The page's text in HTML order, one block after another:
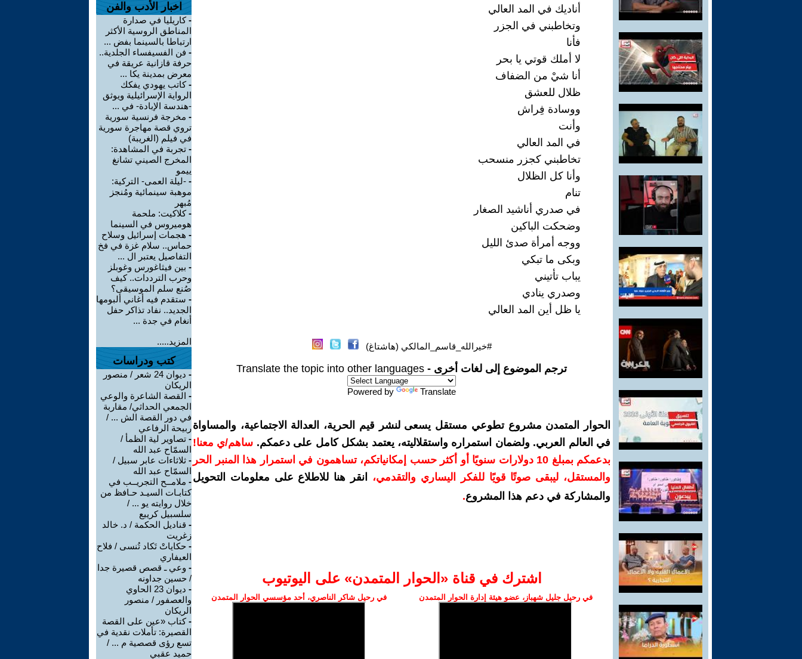
أناديك في المد العالي
وتخاطبني في الجزر
فأنا
لا أملك قوتي يا بحر
أنا شيْ من الضفاف
ظلال للعشق
ووسادة فِراش
وأنت
في المد العالي
تخاطبني كجزر منسحب
وأنا كل الظلال
تنام
في صدري أناشيد الصغار
وضحكت الباكين
ووجه أمرأة صدئ الليل
وبكى ما تبكي
يباب تأتيني
وصدري ينادي
يا ظل أين المد العالي
#خيرالله_قاسم_المالكي (هاشتاغ)
ترجم الموضوع إلى لغات أخرى - Translate the topic into other languages
Powered by Translate
الحوار المتمدن مشروع تطوعي مستقل يسعى لنشر قيم الحرية، العدالة الاجتماعية، والمساواة
في العالم العربي. ولضمان استمراره واستقلاليته، يعتمد بشكل كامل على دعمكم. ساهم/ي معنا!
بدعمكم بمبلغ 10 دولارات سنويًا أو أكثر حسب إمكانياتكم، تساهمون في استمرار هذا المنبر الحر
والمستقل، ليبقى صوتًا قويًا للفكر اليساري والتقدمي،
انقر هنا للاطلاع على معلومات التحويل
والمشاركة في دعم هذا المشروع.
اشترك في قناة ‫«الحوار المتمدن» على اليوتيوب
في رحيل جليل شهباز، عضو هيئة إدارة الحوار المتمدن في رحيل شاكر الناصري، أحد مؤسسي الحوار المتمدن
اخبار الأدب والفن
-كاريليا في صدارة
المناطق الروسية الأكثر
ارتباطا بالسينما بفض ...
- فن الفسيفساء الجلدية..
حرفة قازانية عريقة في
معرض بمدينة يكا ...
-كاتب يهودي يفكك
الرواية الإسرائيلية ويوثق
-هندسة الإبادة- في ...
- مخرجة فرنسية سورية
تروي قصة مهاجرة سورية
في فيلم (الغريبة)
- تجربة في المشاهدة:
المخرج الصيني تشانغ
ييمو
- -ليلة العمى- التركية:
موهبة سينمائية ومُنجز
مُبهر
-كلاكيت: ملحمة
هوميروس في السينما
- هجمات إسرائيل وسلاح
حماس.. سلام غزة في فخ
التفاصيل يعتبر ال ...
- بين فيثاغورس وغوبلز
وحرب الترددات.. كيف
صُنع سلم الموسيقى؟
- ستقدم فيه أغاني ألبومها
الجديد.. نفاد تذاكر حفل
أنغام في جدة ...
المزيد.....
كتب ودراسات
-
ديوان 24 شعر / منصور
الريكان
- القصة الشاعرة والوعي
الجمعي الحداثي/ مقاربة
في دور القصة الش ... /
ربيحة الرفاعي
- تصاوير لية الظمأ /
السمّاح عبد الله
- ثلاثاءات عابر سبيل /
السمّاح عبد الله
- ملامــح التجريــب في
كتابـات السيـد حـافظ من
خلال روايته يو ... /
سلسبيل كريبع
- قناديل الحكمة / د. خالد
زغريت
- حكاياتْ تَكاد تُنسى / فلاح
العيفاري
- وعي ـ قصص قصيرة جدا
/ حسين جداونه
-
ديوان 23 الحاوي
والعصفور / منصور
الريكان
-كتاب «عين على القصة
القصيرة: تأملات نقدية في
تسع رؤى قصصية م ... /
حميد عقبي